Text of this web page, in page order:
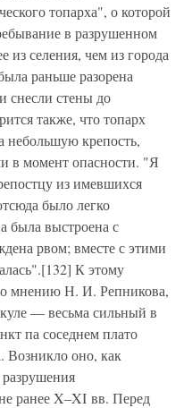
топарха", о которой
в разрушенном
из селения, чем из города
раньше разорена
снесли стены до
также, что топарх
небольшую крепость,
в момент опасности. "Я
из имевшихся
было легко
была выстроена с
рвом; вместе с этими
К этому
мнению Н. И. Репникова,
— весьма сильный в
па соседнем плато
Возникло оно, как
ранее X–XI вв. Перед